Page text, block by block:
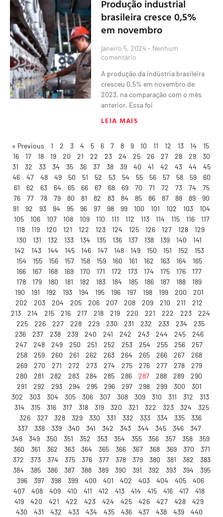
Produção industrial
brasileira cresce 0,5%
em novembro
janeiro 5, 2024 Nenhum
comentário
A produção da indústria brasileira
cresceu 0,5% em novembro de
2023, na comparação com o mês
anterior. Essa foi
LEIA MAIS
« Previous 1 2 3 4 5 6 7 8 9 10 11 12 13 14
15
16
17 18 19 20 21 22 23 24 25 26 27 28 29
30
31
32 33 34 35 36 37 38 39 40 41 42 43 44
45
46
47 48 49 50 51 52 53 54 55 56 57 58 59
60
61
62 63 64 65 66 67 68 69 70 71 72 73 74
75
76
77 78 79 80 81 82 83 84 85 86 87 88 89
90
91
92 93 94 95 96 97 98 99 100 101 102 103
104
105
106 107 108 109 110 111 112 113 114 115 116
117
118
119 120 121 122 123 124 125 126 127 128
129
130
131 132 133 134 135 136 137 138 139 140
141
142
143 144 145 146 147 148 149 150 151 152
153
154
155 156 157 158 159 160 161 162 163 164
165
166
167 168 169 170 171 172 173 174 175 176
177
178
179 180 181 182 183 184 185 186 187 188
189
190
191 192 193 194 195 196 197 198 199 200
201
202
203 204 205 206 207 208 209 210 211
212
213
214 215 216 217 218 219 220 221 222 223
224
225
226 227 228 229 230 231 232 233 234
235
236
237 238 239 240 241 242 243 244 245
246
247
248 249 250 251 252 253 254 255 256
257
258
259 260 261 262 263 264 265 266 267
268
269
270 271 272 273 274 275 276 277 278
279
280
281 282 283 284 285 286 287 288 289
290
291
292 293 294 295 296 297 298 299 300
301
302
303 304 305 306 307 308 309 310 311 312
313
314
315 316 317 318 319 320 321 322 323 324
325
326
327 328 329 330 331 332 333 334 335
336
337
338 339 340 341 342 343 344 345 346
347
348
349 350 351 352 353 354 355 356 357 358
359
360
361 362 363 364 365 366 367 368 369 370
371
372
373 374 375 376 377 378 379 380 381 382
383
384
385 386 387 388 389 390 391 392 393 394
395
396
397 398 399 400 401 402 403 404 405
406
407
408 409 410 411 412 413 414 415 416 417
418
419
420 421 422 423 424 425 426 427 428
429
430
431 432 433 434 435 436 437 438 439
440